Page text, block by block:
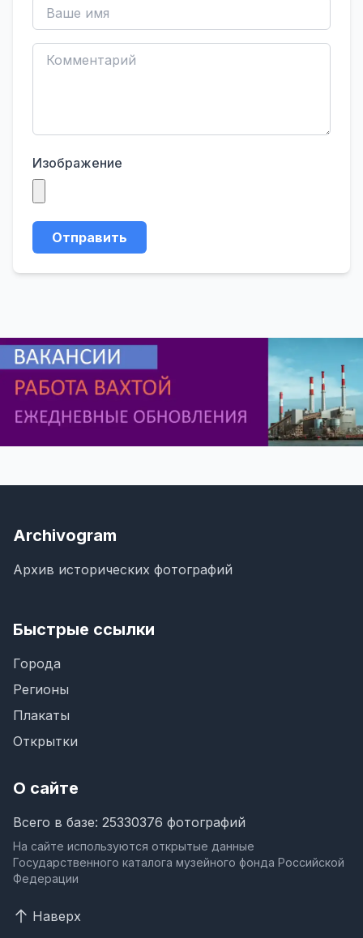
Изображение
Отправить
Archivogram
Архив исторических фотографий
Быстрые ссылки
Города
Регионы
Плакаты
Открытки
О сайте
Всего в базе: 25330376 фотографий
На сайте используются открытые данные
Государственного каталога музейного фонда Российской
Федерации
Наверх